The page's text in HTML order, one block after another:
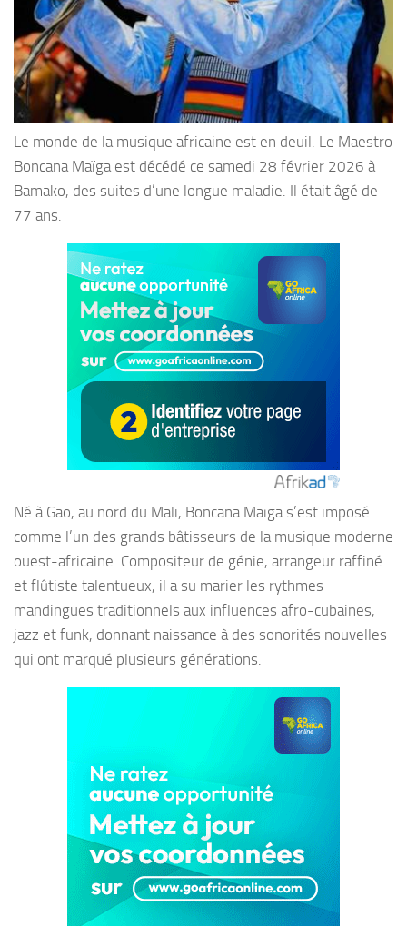
Le monde de la musique africaine est en deuil. Le Maestro
Boncana Maïga est décédé ce samedi 28 février 2026 à
Bamako, des suites d’une longue maladie. Il était âgé de
77 ans.
Né à Gao, au nord du Mali, Boncana Maïga s’est imposé
comme l’un des grands bâtisseurs de la musique moderne
ouest-africaine. Compositeur de génie, arrangeur raffiné
et flûtiste talentueux, il a su marier les rythmes
mandingues traditionnels aux influences afro-cubaines,
jazz et funk, donnant naissance à des sonorités nouvelles
qui ont marqué plusieurs générations.